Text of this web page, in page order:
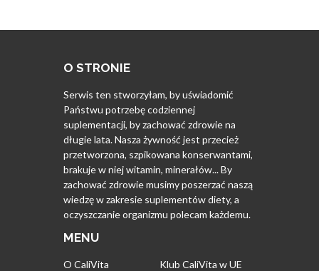
O STRONIE
Serwis ten stworzyłam, by uświadomić
Państwu potrzebę codziennej
suplementacji, by zachować zdrowie na
długie lata. Nasza żywność jest przecież
przetworzona, szpikowana konserwantami,
brakuje w niej witamin, minerałów... By
zachować zdrowie musimy poszerzać naszą
wiedzę w zakresie suplementów diety, a
oczyszczanie organizmu polecam każdemu.
MENU
O CaliVita
Klub CaliVita w UE